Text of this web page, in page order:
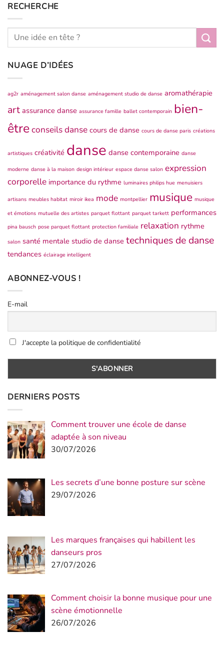
RECHERCHE
NUAGE D’IDÉES
ag2r aménagement salon danse aménagement studio de danse aromathérapie
art assurance danse assurance famille ballet contemporain bien-
êtreconseils danse cours de danse cours de danse paris créations
artistiques créativité danse danse contemporaine danse
moderne danse à la maison design intérieur espace danse salon expression
corporelle importance du rythme luminaires philips hue menuisiers
artisans meubles habitat miroir ikea mode montpellier musique musique
et émotions mutuelle des artistes parquet flottant parquet tarkett performances
pina bausch pose parquet flottant protection familiale relaxation rythme
salon santé mentale studio de danse techniques de danse
tendances éclairage intelligent
ABONNEZ-VOUS !
E-mail
J'accepte la politique de confidentialité
DERNIERS POSTS
Comment trouver une école de danse
adaptée à son niveau
30/07/2026
Les secrets d’une bonne posture sur scène
29/07/2026
Les marques françaises qui habillent les
danseurs pros
27/07/2026
Comment choisir la bonne musique pour une
scène émotionnelle
26/07/2026